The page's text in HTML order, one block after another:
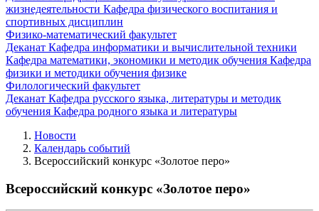
жизнедеятельности Кафедра физического воспитания и
спортивных дисциплин
Физико-математический факультет
Деканат Кафедра информатики и вычислительной техники
Кафедра математики, экономики и методик обучения Кафедра
физики и методики обучения физике
Филологический факультет
Деканат Кафедра русского языка, литературы и методик
обучения Кафедра родного языка и литературы
Новости
Календарь событий
Всероссийский конкурс «Золотое перо»
Всероссийский конкурс «Золотое перо»